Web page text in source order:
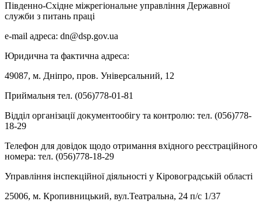
Південно-Східне міжрегіональне управління Державної
служби з питань праці
e-mail адреса: dn@dsp.gov.ua
Юридична та фактична адреса:
49087, м. Дніпро, пров. Універсальний, 12
Приймальня тел. (056)778-01-81
Відділ організації документообігу та контролю: тел. (056)778-
18-29
Телефон для довідок щодо отримання вхідного реєстраційного
номера: тел. (056)778-18-29
Управління інспекційної діяльності у Кіровоградській області
25006, м. Кропивницький, вул.Театральна, 24 п/с 1/37